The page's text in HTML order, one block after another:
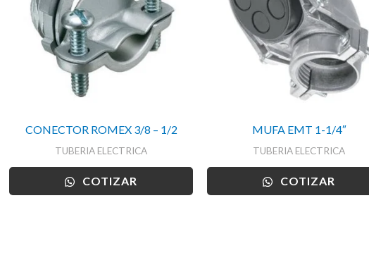
CONECTOR ROMEX 3/8 – 1/2
TUBERIA ELECTRICA
COTIZAR
MUFA EMT 1-1/4″
TUBERIA ELECTRICA
COTIZAR